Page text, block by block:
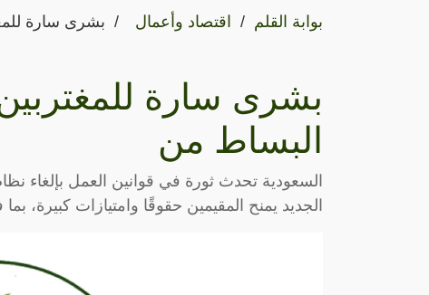
بوابة القلم اقتصاد وأعمال بشرى سارة
بشرى سارة
البساط من
السعودية تحدث ثورة في قوانين العمل بإلغاء
الجديد يمنح المقيمين حقوقًا وامتيازات كبيرة،